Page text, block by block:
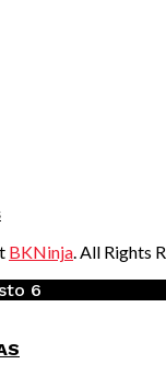
BKNinja. All Rights
6